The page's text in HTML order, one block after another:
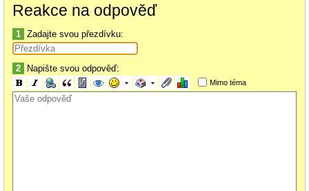
Reakce na odpověď
1 Zadajte svou přezdívku:
2 Napište svou odpověď:
Mimo téma